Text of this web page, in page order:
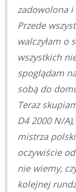
zadowolona i
Przede
walczyłam o
wszystkich
spoglądam
sobą do
Teraz
D4 2000 N/
mistrza
oczywiście
nie wiemy,
kolejnej